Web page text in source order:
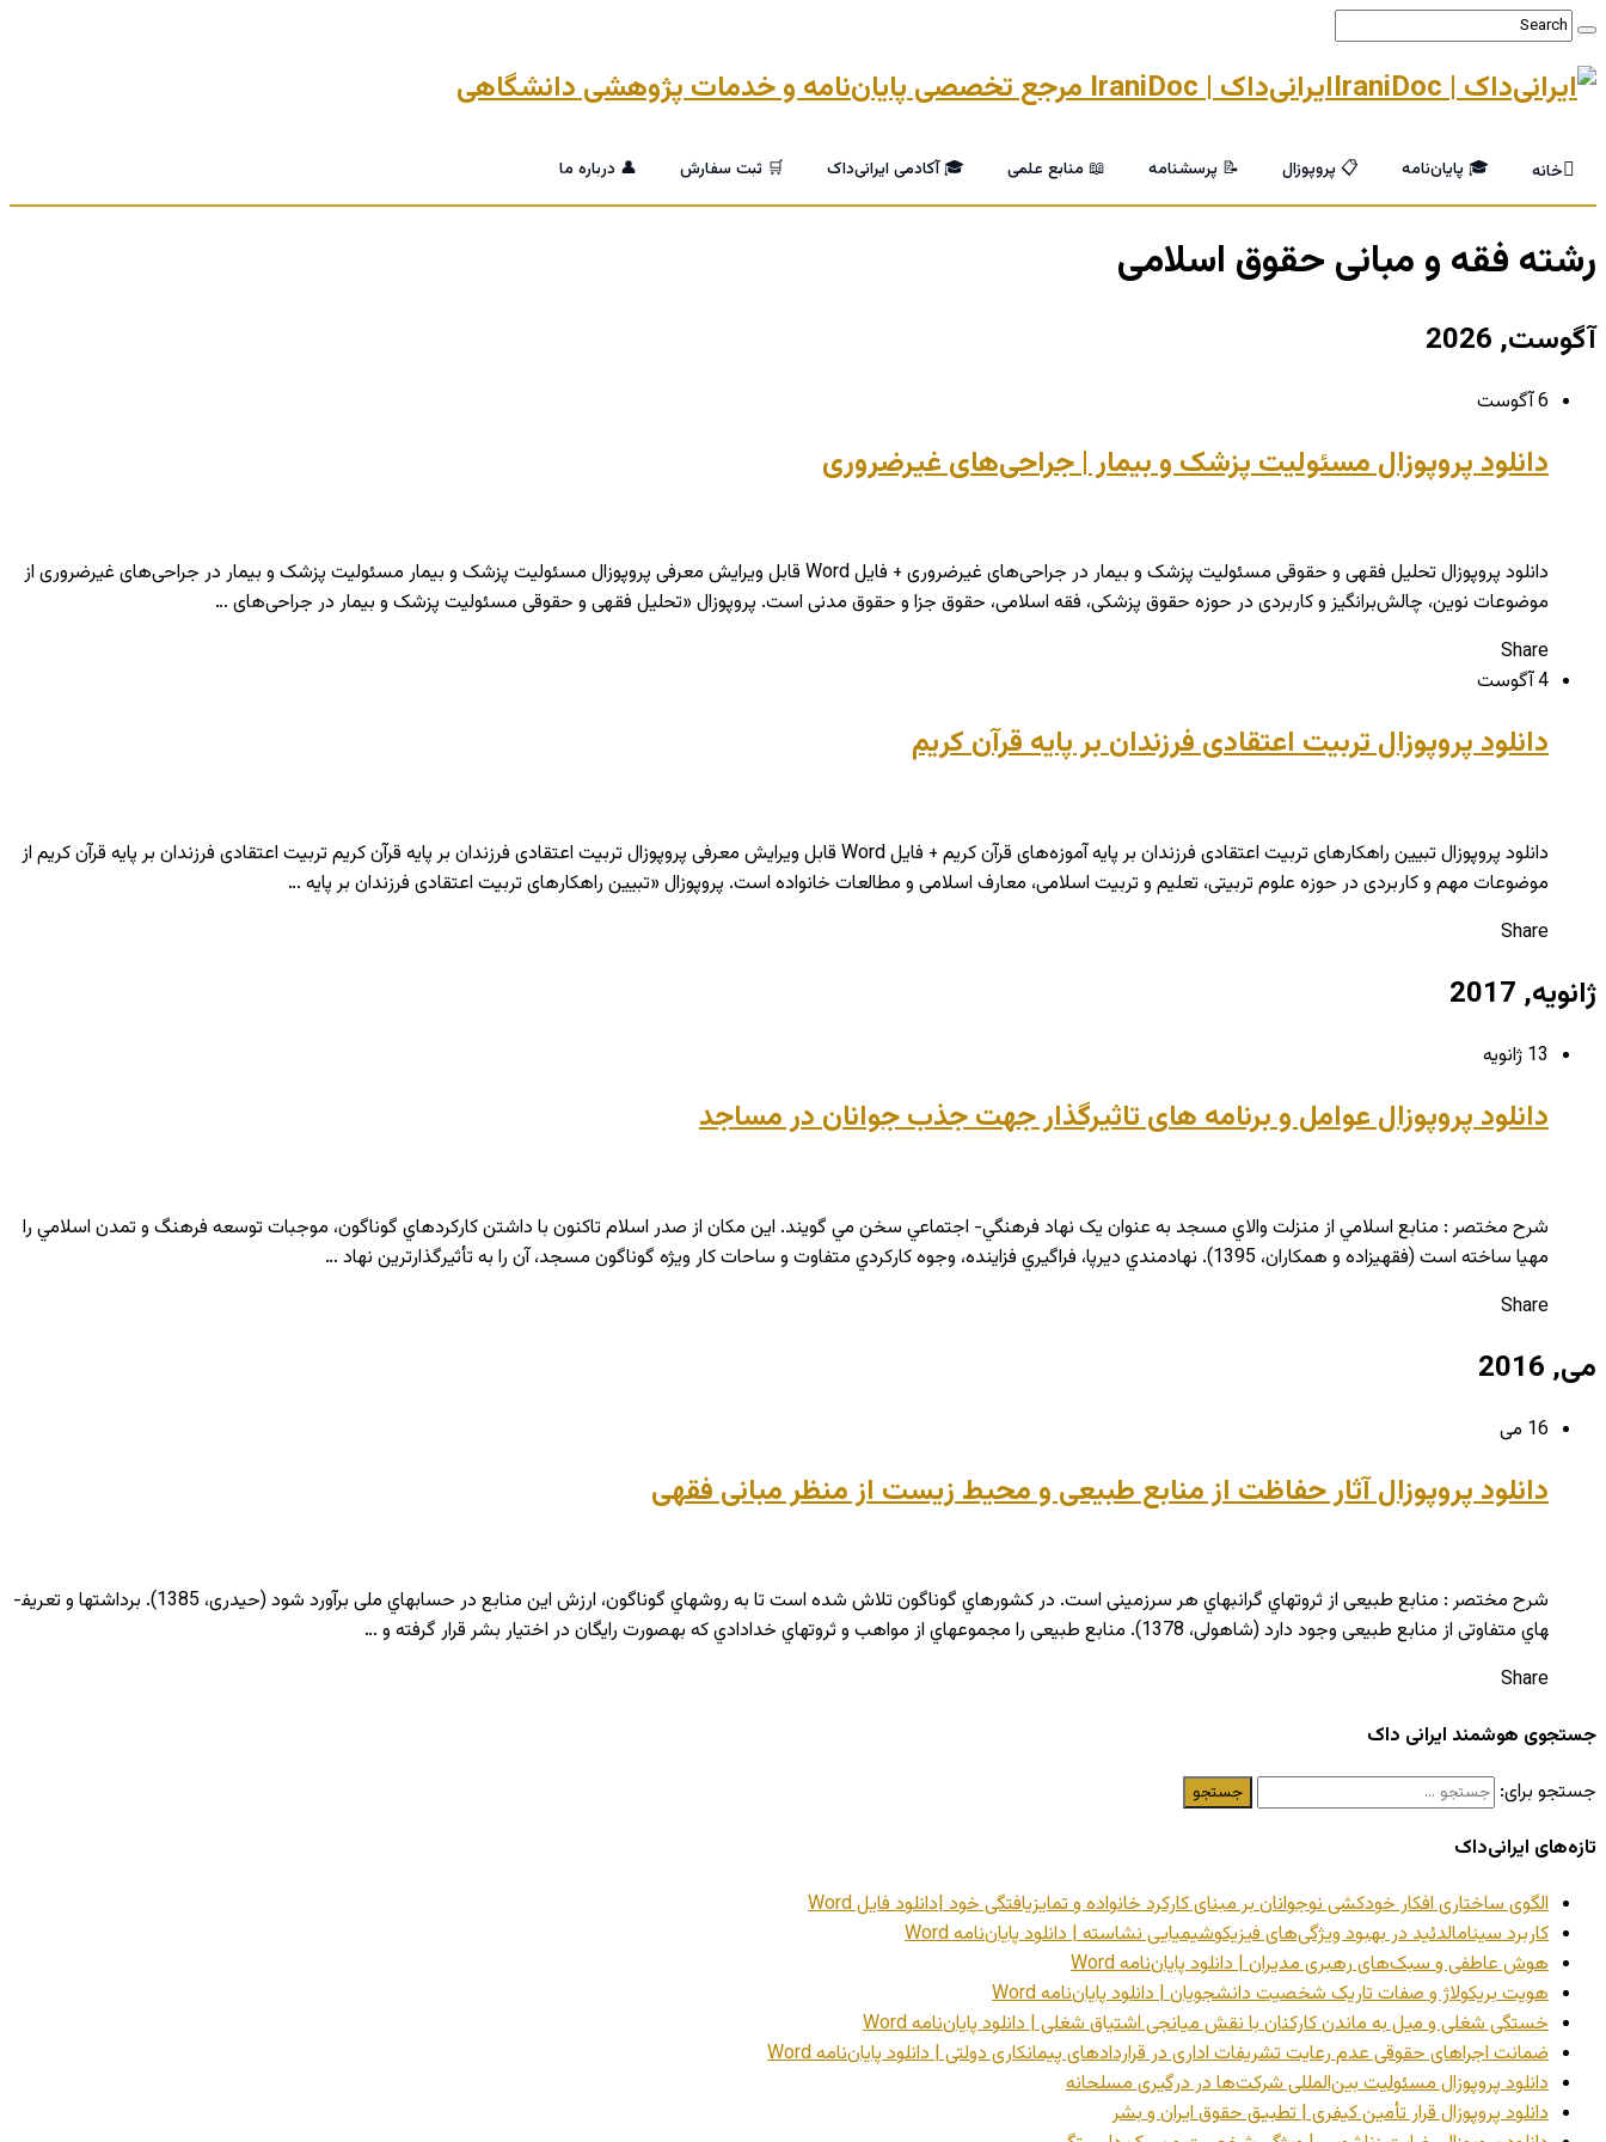
ایرانی‌داک | IraniDoc مرجع تخصصی پایان‌نامه و خدمات پژوهشی دانشگاهی
خانه 🎓 پایان‌نامه 📋 پروپوزال 📝 پرسشنامه 📖 منابع علمی 🎓 آکادمی ایرانی‌داک 🛒 ثبت سفارش 👤 درباره ما
رشته فقه و مبانی حقوق اسلامی
آگوست, 2026
6 آگوست
دانلود پروپوزال مسئولیت پزشک و بیمار | جراحی‌های غیرضروری
دانلود پروپوزال تحلیل فقهی و حقوقی مسئولیت پزشک و بیمار در جراحی‌های غیرضروری + فایل Word قابل ویرایش معرفی پروپوزال مسئولیت پزشک و بیمار مسئولیت پزشک و بیمار در جراحی‌های غیرضروری از
موضوعات نوین، چالش‌برانگیز و کاربردی در حوزه حقوق پزشکی، فقه اسلامی، حقوق جزا و حقوق مدنی است. پروپوزال «تحلیل فقهی و حقوقی مسئولیت پزشک و بیمار در جراحی‌های …
Share
4 آگوست
دانلود پروپوزال تربیت اعتقادی فرزندان بر پایه قرآن کریم
دانلود پروپوزال تبیین راهکارهای تربیت اعتقادی فرزندان بر پایه آموزه‌های قرآن کریم + فایل Word قابل ویرایش معرفی پروپوزال تربیت اعتقادی فرزندان بر پایه قرآن کریم تربیت اعتقادی فرزندان بر پایه قرآن کریم از
موضوعات مهم و کاربردی در حوزه علوم تربیتی، تعلیم و تربیت اسلامی، معارف اسلامی و مطالعات خانواده است. پروپوزال «تبیین راهکارهای تربیت اعتقادی فرزندان بر پایه …
Share
ژانویه, 2017
13 ژانویه
دانلود پروپوزال عوامل و برنامه های تاثیرگذار جهت جذب جوانان در مساجد
شرح مختصر : منابع اسلامي از منزلت والاي مسجد به عنوان يک نهاد فرهنگي- اجتماعي سخن مي گويند. اين مکان از صدر اسلام تاکنون با داشتن کارکردهاي گوناگون، موجبات توسعه فرهنگ و تمدن اسلامي را
مهيا ساخته است (فقهي­زاده و همکاران، 1395). نهادمندي ديرپا، فراگيري فزاينده، وجوه كاركردي متفاوت و ساحات كار ويژه­ گوناگون مسجد، آن را به تأثيرگذارترين نهاد …
Share
می, 2016
16 می
دانلود پروپوزال آثار حفاظت از منابع طبیعی و محیط زیست از منظر مبانی فقهی
شرح مختصر : منابع طبیعی از ثروتهاي گرانبهاي هر سرزمینی است. در کشورهاي گوناگون تلاش شده است تا به روش­هاي گوناگون، ارزش این منابع در حساب­هاي ملی برآورد شود (حيدرى، 1385). برداشت­ها و تعریف­
هاي متفاوتی از منابع طبیعی وجود دارد (شاهولى، 1378). منابع طبیعی را مجموعه­اي از مواهب و ثروت­هاي خدادادي که به­صورت رایگان در اختیار بشر قرار گرفته و …
Share
جستجوی هوشمند ایرانی داک
جستجو برای:
تازه‌های ایرانی‌داک
الگوی ساختاری افکار خودکشی نوجوانان بر مبنای کارکرد خانواده و تمایزیافتگی خود |دانلود فایل Word
کاربرد سینامالدئید در بهبود ویژگی‌های فیزیکوشیمیایی نشاسته | دانلود پایان‌نامه Word
هوش عاطفی و سبک‌های رهبری مدیران | دانلود پایان‌نامه Word
هویت بریکولاژ و صفات تاریک شخصیت دانشجویان | دانلود پایان‌نامه Word
خستگی شغلی و میل به ماندن کارکنان با نقش میانجی اشتیاق شغلی | دانلود پایان‌نامه Word
ضمانت اجراهای حقوقی عدم رعایت تشریفات اداری در قراردادهای پیمانکاری دولتی | دانلود پایان‌نامه Word
دانلود پروپوزال مسئولیت بین‌المللی شرکت‌ها در درگیری مسلحانه
دانلود پروپوزال قرار تأمین کیفری | تطبیق حقوق ایران و بشر